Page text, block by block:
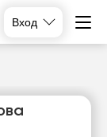
Вход